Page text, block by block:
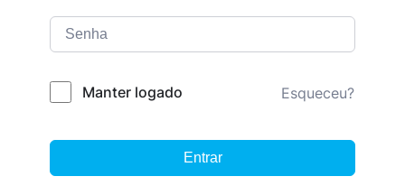
Manter logado Esqueceu?
Entrar